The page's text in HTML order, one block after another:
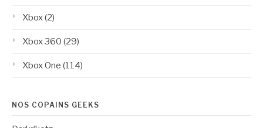
Xbox(2)
Xbox 360 (29)
Xbox One (114)
NOS COPAINS GEEKS